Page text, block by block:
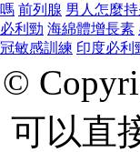
嗎 前列腺 男人怎麼持
必利勁 海綿體增長素
冠敏感訓練 印度必利
©
可以直